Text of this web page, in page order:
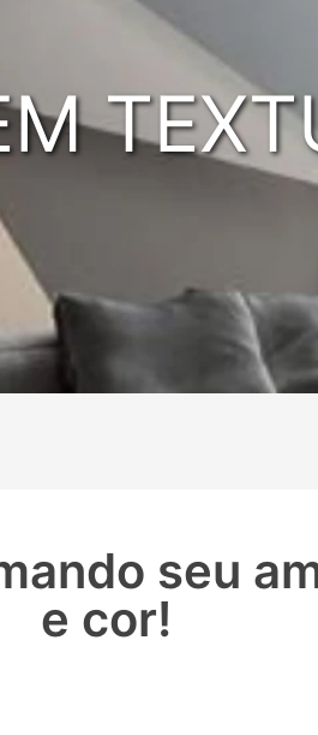
seu
e cor!